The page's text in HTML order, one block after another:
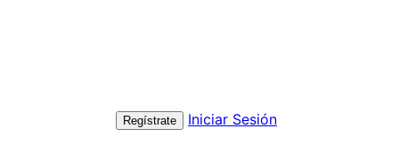
Regístrate Iniciar Sesión